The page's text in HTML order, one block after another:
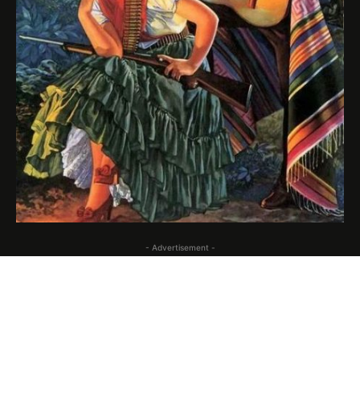
- Advertisement -